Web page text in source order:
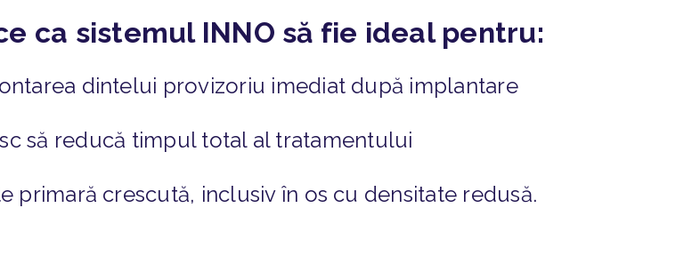
ca sistemul INNO să fie ideal pentru:
dintelui provizoriu imediat după implantare
să reducă timpul total al tratamentului
primară crescută, inclusiv în os cu densitate redusă.